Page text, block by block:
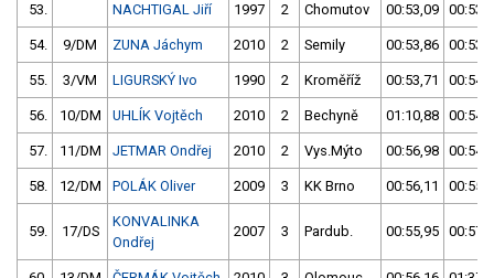
53. NACHTIGAL Jiří 1997 2 Chomutov 00:53,09
54. 9/DM ZUNA Jáchym 2010 2 Semily 00:53,86
55. 3/VM LIGURSKÝ Ivo 1990 2 Kroměříž 00:53,71
56. 10/DM UHLÍK Vojtěch 2010 2 Bechyně 01:10,88
57. 11/DM JETMAR Ondřej 2010 2 Vys.Mýto 00:56,98
58. 12/DM POLÁK Oliver 2009 3 KK Brno 00:56,11
59. 17/DS
KONVALINKA
Ondřej
2007 3 Pardub. 00:55,95